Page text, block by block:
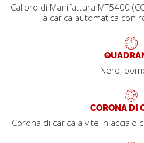
Calibro di Manifattura MT5400
a carica automatica con
Nero,
CORONA DI
Corona di carica a vite in acciaio